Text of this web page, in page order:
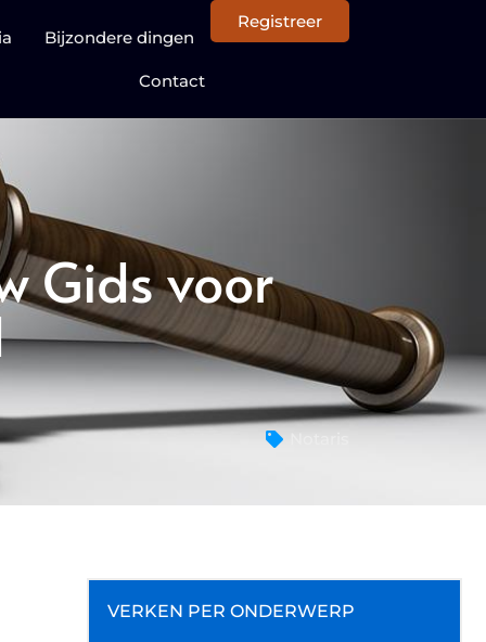
Bijzondere dingen
Contact
Registreer
Gids voor
VERKEN PER ONDERWERP